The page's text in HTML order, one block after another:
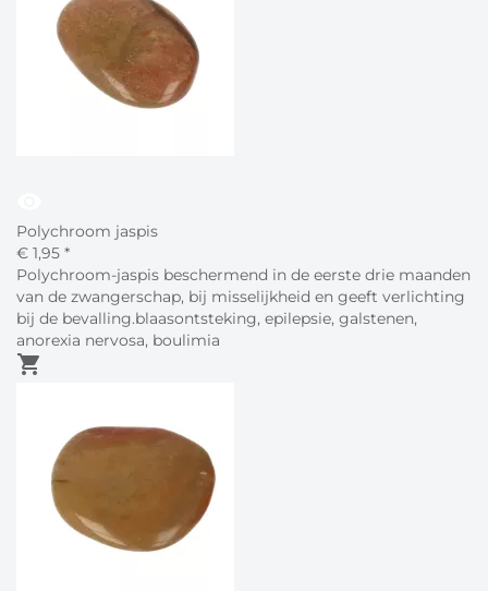
Polychroom jaspis
€ 1,95 *
Polychroom-jaspis beschermend in de eerste drie maanden
van de zwangerschap, bij misselijkheid en geeft verlichting
bij de bevalling.blaasontsteking, epilepsie, galstenen,
anorexia nervosa, boulimia
shopping_cart